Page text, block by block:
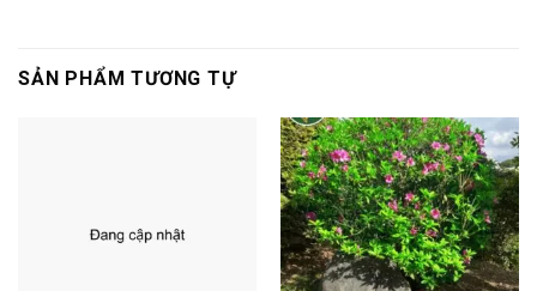
SẢN PHẨM TƯƠNG TỰ